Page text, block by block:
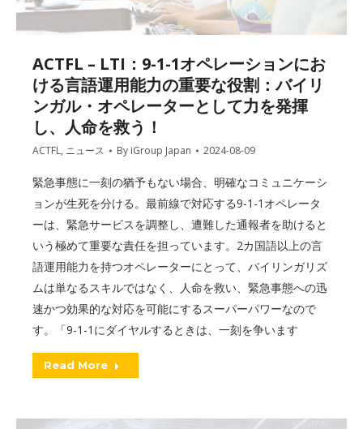
ACTFL – LTI：9-1-1オペレーションにお
ける言語運用能力の重要な役割：バイリ
ンガル・オペレーターとして力を発揮
し、人命を救う！
ACTFL, ニュース By iGroup Japan 2024-08-09
緊急事態に一刻の猶予もない場合、明確なコミュニケーシ
ョンが生死を分ける。最前線で対応する9-1-1オペレータ
ーは、緊急サービスを調整し、遭難した通報者を助けると
いう極めて重要な責任を担っています。2カ国語以上の言
語運用能力を持つオペレーターにとって、バイリンガリズ
ムは単なるスキルではなく、人命を救い、緊急事態への迅
速かつ効果的な対応を可能にするスーパーパワーなので
す。「9-1-1にダイヤルするときは、一刻を争います
Read More